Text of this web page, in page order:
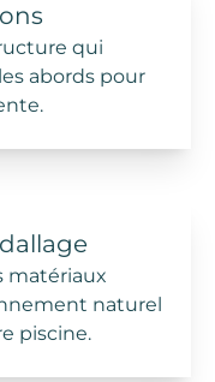
qui
abords pour
dallage
matériaux
naturel
piscine.